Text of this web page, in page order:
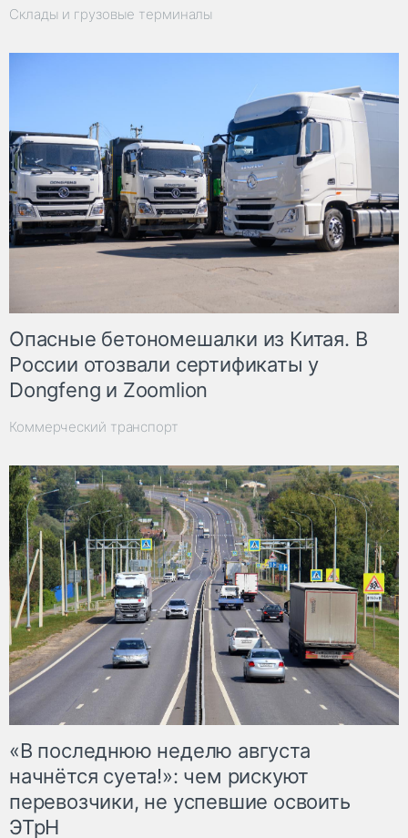
Склады и грузовые терминалы
Опасные бетономешалки из Китая. В
России отозвали сертификаты у
Dongfeng и Zoomlion
Коммерческий транспорт
«В последнюю неделю августа
начнётся суета!»: чем рискуют
перевозчики, не успевшие освоить
ЭТрН